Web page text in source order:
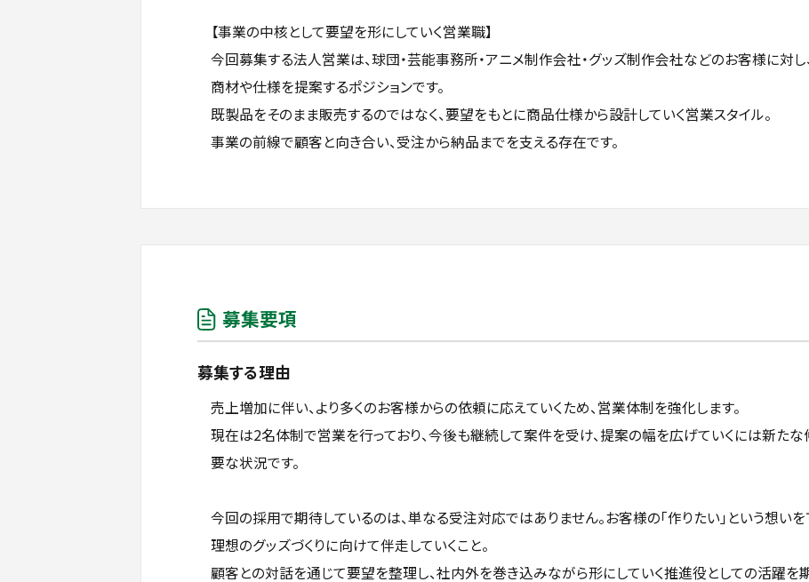
【事業の中核として要望を形にしていく営業職】
今回募集する法人営業は、球団・芸能事務所・アニメ制作会社・グッズ制作会社などのお客様に対し
商材や仕様を提案するポジションです。
既製品をそのまま販売するのではなく、要望をもとに商品仕様から設計していく営業スタイル。
事業の前線で顧客と向き合い、受注から納品までを支える存在です。
募集要項
募集する理由
売上増加に伴い、より多くのお客様からの依頼に応えていくため、営業体制を強化します。
現在は2名体制で営業を行っており、今後も継続して案件を受け、提案の幅を広げていくには新た
要な状況です。
今回の採用で期待しているのは、単なる受注対応ではありません。お客様の「作りたい」という想いを
理想のグッズづくりに向けて伴走していくこと。
顧客との対話を通じて要望を整理し、社内外を巻き込みながら形にしていく推進役としての活躍を